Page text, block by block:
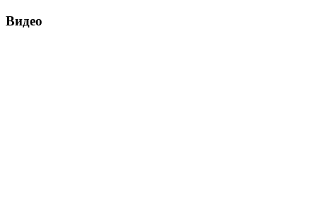
Видео